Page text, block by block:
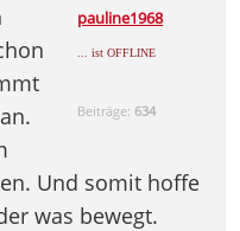
pauline1968
... ist OFFLINE
Beiträge: 634
Und somit hoffe
was bewegt.